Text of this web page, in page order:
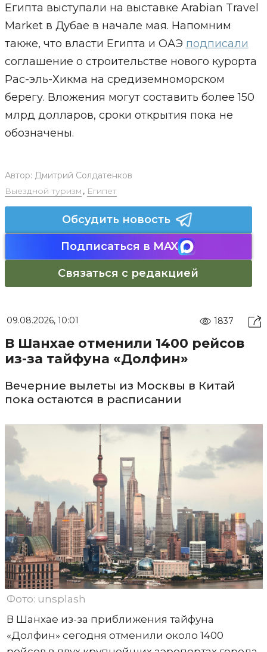
Египта выступали на выставке Arabian Travel
Market в Дубае в начале мая. Напомним
также, что власти Египта и ОАЭ подписали
соглашение о строительстве нового курорта
Рас-эль-Хикма на средиземноморском
берегу. Вложения могут составить более 150
млрд долларов, сроки открытия пока не
обозначены.
Автор: Дмитрий Солдатенков
Выездной туризм , Египет
Обсудить новость
Подписаться в MAX
Связаться с редакцией
09.08.2026, 10:01 1837
В Шанхае отменили 1400 рейсов
из-за тайфуна «Долфин»
Вечерние вылеты из Москвы в Китай
пока остаются в расписании
Фото: unsplash
В Шанхае из-за приближения тайфуна
«Долфин» сегодня отменили около 1400